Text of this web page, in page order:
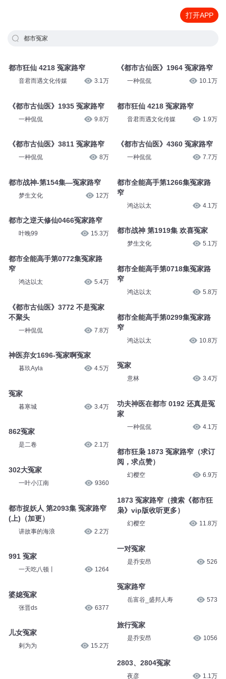
打开APP
都市冤家
都市狂仙 4218 冤家路窄
音君而遇文化传媒 3.1万
《都市古仙医》1935 冤家路窄
一种侃侃 9.8万
《都市古仙医》3811 冤家路窄
一种侃侃 8万
都市战神-第154集—冤家路窄
梦生文化 12万
都市之逆天修仙0466冤家路窄
叶晚99 15.3万
都市全能高手第0772集冤家路
窄
鸿达以太 5.4万
《都市古仙医》3772 不是冤家
不聚头
一种侃侃 7.8万
神医弃女1696-冤家啊冤家
暮玖Ayla 4.5万
冤家
暮寒城 3.4万
862冤家
是二卷 2.1万
302大冤家
一叶小江南 9360
都市捉妖人 第2093集 冤家路窄
(上)（加更）
讲故事的海浪 2.2万
991 冤家
一天吃八顿丨 1264
婆媳冤家
张晋ds 6377
儿女冤家
剌为为 15.2万
《都市古仙医》1964 冤家路窄
一种侃侃 10.1万
都市狂仙 4218 冤家路窄
音君而遇文化传媒 1.9万
《都市古仙医》4360 冤家路窄
一种侃侃 7.7万
都市全能高手第1266集冤家路
窄
鸿达以太 4.1万
都市战神 第1919集 欢喜冤家
梦生文化 5.1万
都市全能高手第0718集冤家路
窄
鸿达以太 5.8万
都市全能高手第0299集冤家路
窄
鸿达以太 10.8万
冤家
意林 3.4万
功夫神医在都市 0192 还真是冤
家
一种侃侃 4.1万
都市狂枭 1873 冤家路窄（求订
阅，求点赞）
幻樱空 6.9万
1873 冤家路窄（搜索《都市狂
枭》vip版收听更多）
幻樱空 11.8万
一对冤家
是乔安昂 526
冤家路窄
岳富谷_盛邦人寿 573
旅行冤家
是乔安昂 1056
2803、2804冤家
夜彦 1.1万